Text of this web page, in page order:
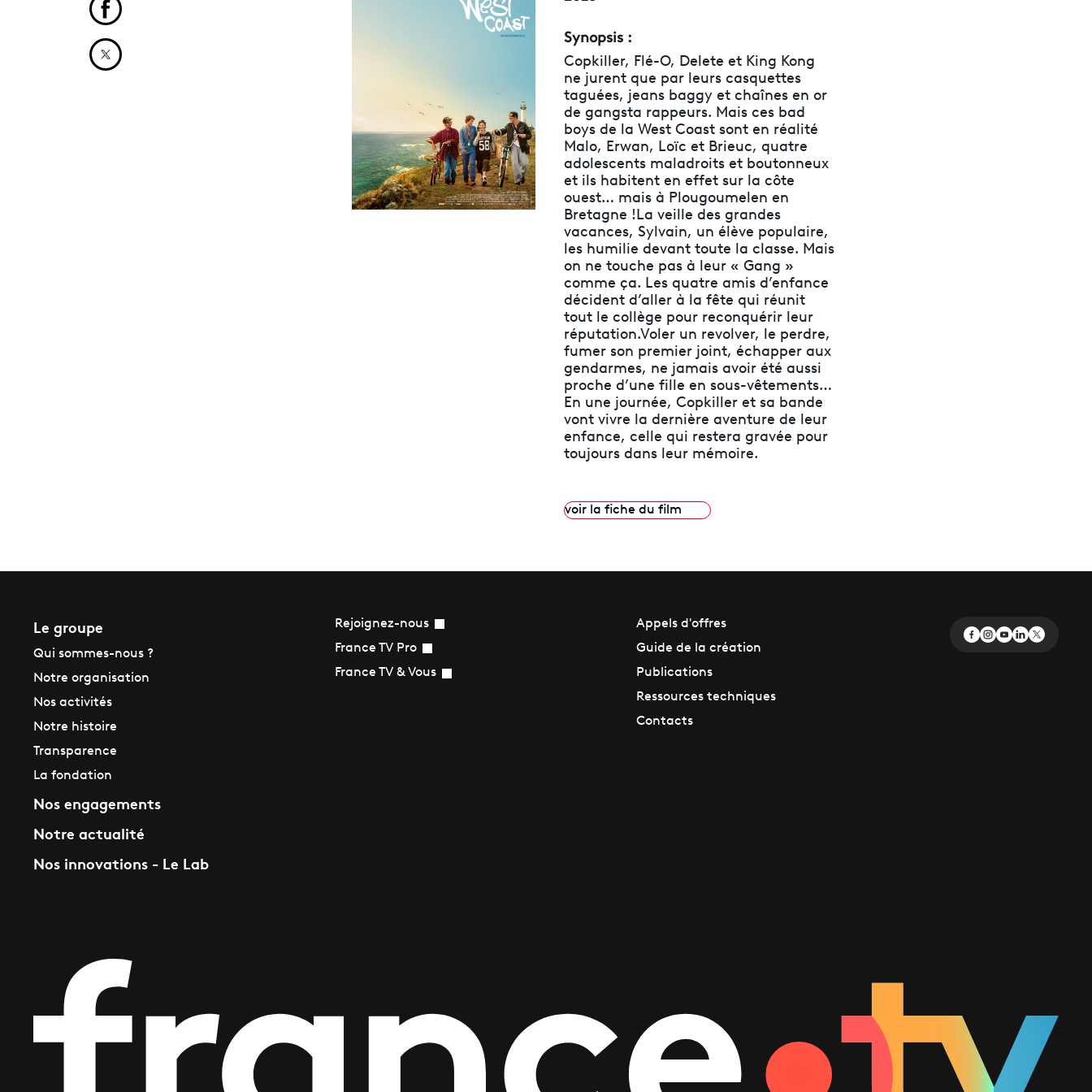
Synopsis :
Copkiller, Flé-O, Delete et King Kong
ne jurent que par leurs casquettes
taguées, jeans baggy et chaînes en or
de gangsta rappeurs. Mais ces bad
boys de la West Coast sont en réalité
Malo, Erwan, Loïc et Brieuc, quatre
adolescents maladroits et boutonneux
et ils habitent en effet sur la côte
ouest… mais à Plougoumelen en
Bretagne !La veille des grandes
vacances, Sylvain, un élève populaire,
les humilie devant toute la classe. Mais
on ne touche pas à leur « Gang »
comme ça. Les quatre amis d’enfance
décident d’aller à la fête qui réunit
tout le collège pour reconquérir leur
réputation.Voler un revolver, le perdre,
fumer son premier joint, échapper aux
gendarmes, ne jamais avoir été aussi
proche d’une fille en sous-vêtements…
En une journée, Copkiller et sa bande
vont vivre la dernière aventure de leur
enfance, celle qui restera gravée pour
toujours dans leur mémoire.
voir la fiche du film
Partager cet article sur Facebook
Partager cet article sur X
Le groupe
Qui sommes-nous ?
Notre organisation
Nos activités
Notre histoire
Transparence
La fondation
Nos engagements
Notre actualité
Nos innovations - Le Lab
Rejoignez-nous
France TV Pro
France TV & Vous
Appels d'offres
Guide de la création
Publications
Ressources techniques
Contacts